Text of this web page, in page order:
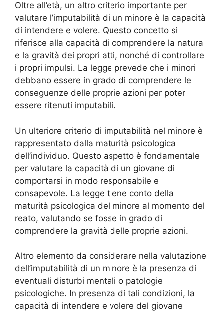
Oltre all’età, un altro criterio importante per
valutare l’imputabilità di un minore è la capacità
di intendere e volere. Questo concetto si
riferisce alla capacità di comprendere la natura
e la gravità dei propri atti, nonché di controllare
i propri impulsi. La legge prevede che i minori
debbano essere in grado di comprendere le
conseguenze delle proprie azioni per poter
essere ritenuti imputabili.
Un ulteriore criterio di imputabilità nel minore è
rappresentato dalla maturità psicologica
dell’individuo. Questo aspetto è fondamentale
per valutare la capacità di un giovane di
comportarsi in modo responsabile e
consapevole. La legge tiene conto della
maturità psicologica del minore al momento del
reato, valutando se fosse in grado di
comprendere la gravità delle proprie azioni.
Altro elemento da considerare nella valutazione
dell’imputabilità di un minore è la presenza di
eventuali disturbi mentali o patologie
psicologiche. In presenza di tali condizioni, la
capacità di intendere e volere del giovane